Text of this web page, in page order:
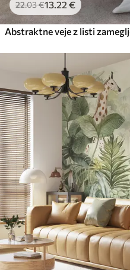
22.03€13.22 €